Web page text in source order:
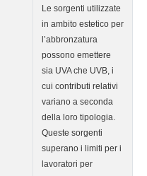
Le sorgenti utilizzate
in ambito estetico per
l’abbronzatura
possono emettere
sia UVA che UVB, i
cui contributi relativi
variano a seconda
della loro tipologia.
Queste sorgenti
superano i limiti per i
lavoratori per